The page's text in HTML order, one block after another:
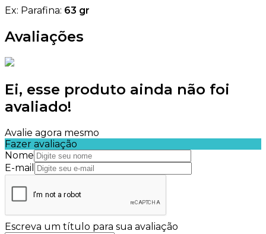
Ex: Parafina: 63 gr
Avaliações
Ei, esse produto ainda não foi
avaliado!
Avalie agora mesmo
Fazer avaliação
Nome
E-mail
Escreva um título para sua avaliação